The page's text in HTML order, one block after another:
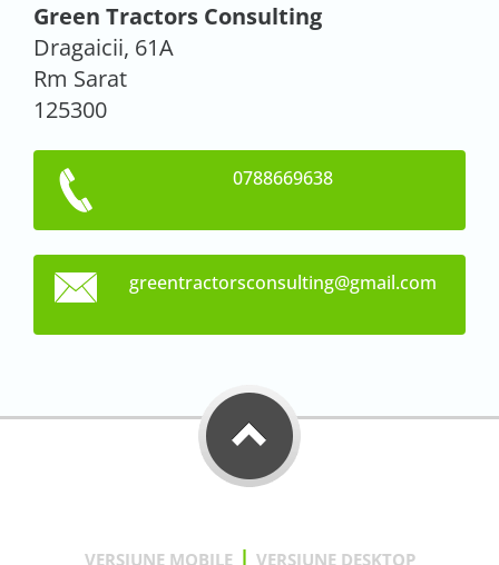
Green Tractors Consulting
Dragaicii, 61A
Rm Sarat
125300
0788669638
greentractorsconsulting@gmail.com
VERSIUNE MOBILE | VERSIUNE DESKTOP